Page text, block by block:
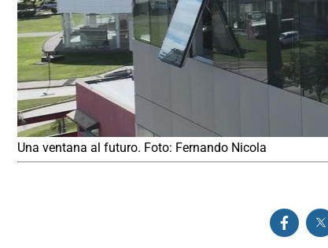
Una ventana al futuro. Foto: Fernando Nicola